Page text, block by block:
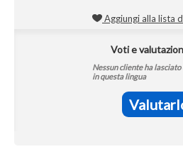
Aggiungi alla lista
Voti e
Nessun cliente ha
in questa lingua